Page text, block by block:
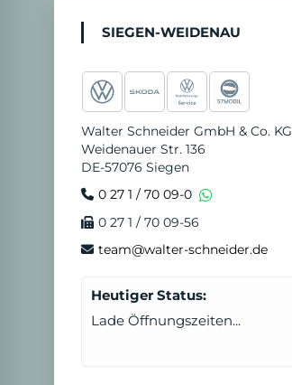
SIEGEN-WEIDENAU
Walter Schneider GmbH & Co. KG
Weidenauer Str. 136
DE-57076 Siegen
0 27 1 / 70 09-0
0 27 1 / 70 09-56
team@walter-schneider.de
Heutiger Status:
Lade Öffnungszeiten...